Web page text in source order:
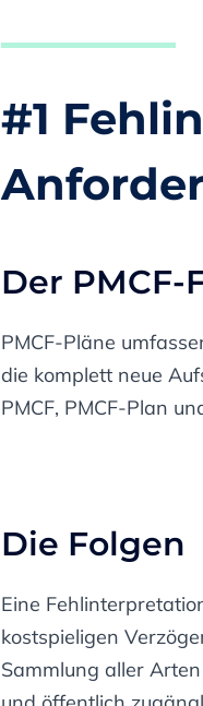
#1
Der PMCF-
PMCF-Pläne
die komplett neue
PMCF, PMCF-Plan
Die Folgen
Eine
kostspieligen
Sammlung aller